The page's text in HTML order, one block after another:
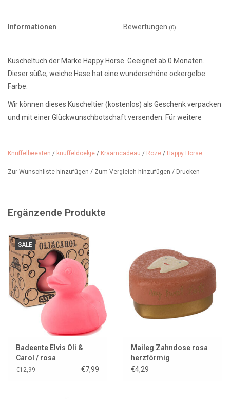
Informationen Bewertungen (0)
Kuscheltuch der Marke Happy Horse. Geeignet ab 0 Monaten.
Dieser süße, weiche Hase hat eine wunderschöne ockergelbe
Farbe.
Wir können dieses Kuscheltier (kostenlos) als Geschenk verpacken
und mit einer Glückwunschbotschaft versenden. Für weitere
Ab 0 Monaten / waschbar bei 30 Grad / Design:
Knuffelbeesten / knuffeldoekje / Kraamcadeau / Roze / Happy Horse
Zur Wunschliste hinzufügen / Zum Vergleich hinzufügen / Drucken
Ergänzende Produkte
SALE
Badeente Elvis Oli &
Carol / rosa
€12,99 €7,99
Maileg Zahndose rosa
herzförmig
€4,29